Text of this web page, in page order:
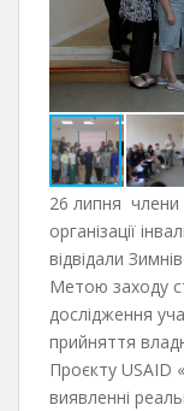
26 липня члени
організації
відвідали
Метою заходу
дослідження
прийняття
Проєкту USAID
виявленні